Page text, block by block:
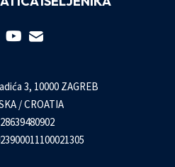
3, 10000 ZAGREB
/ CROATIA
28639480902